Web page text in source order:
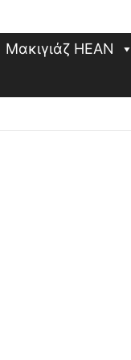
Μακιγιάζ HEAN